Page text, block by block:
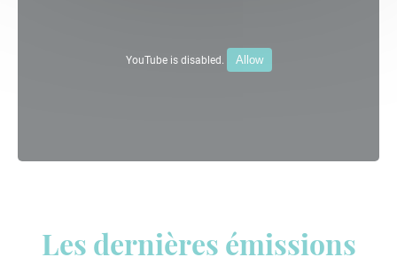
YouTube is disabled. Allow
Les dernières émissions